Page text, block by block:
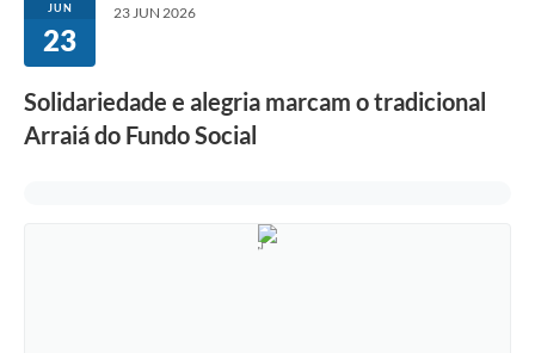
JUN
23
23 JUN 2026
Solidariedade e alegria marcam o tradicional
Arraiá do Fundo Social